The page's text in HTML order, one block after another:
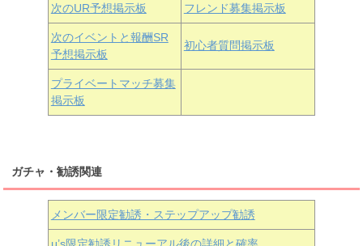
朝香果林 近江彼方 エマ・ヴェルデ
次のUR予想掲示板 フレンド募集掲示板
次のイベントと報酬SR
予想掲示板
初心者質問掲示板
プライベートマッチ募集
掲示板
ガチャ・勧誘関連
メンバー限定勧誘・ステップアップ勧誘
μ’s限定勧誘リニューアル後の詳細と確率